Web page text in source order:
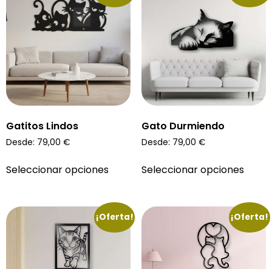
Gatitos Lindos
Desde: 79,00 €
Seleccionar opciones
Gato Durmiendo
Desde: 79,00 €
Seleccionar opciones
¡Oferta! ¡Oferta!